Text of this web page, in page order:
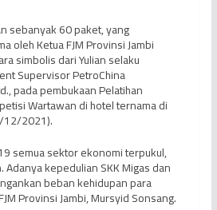
sebanyak 60 paket, yang
oleh Ketua FJM Provinsi Jambi
simbolis dari Yulian selaku
Supervisor PetroChina
pada pembukaan Pelatihan
Wartawan di hotel ternama di
12/2021).
semua sektor ekonomi terpukul,
kepedulian SKK Migas dan
beban kehidupan para
Provinsi Jambi, Mursyid Sonsang.